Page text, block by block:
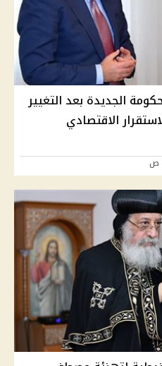
الجديدة بعد التغيير
الاقتصادي